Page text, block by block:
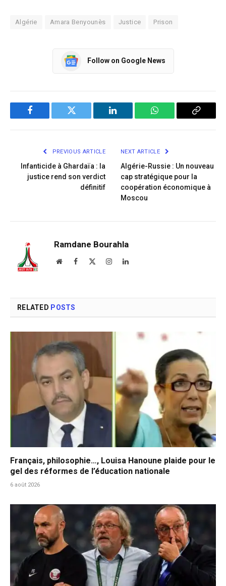
Algérie Amara Benyounès Justice Prison
Follow on Google News
Facebook Twitter LinkedIn WhatsApp Copy
PREVIOUS ARTICLE
Infanticide à Ghardaïa : la
justice rend son verdict
définitif
NEXT ARTICLE
Algérie-Russie : Un nouveau
cap stratégique pour la
coopération économique à
Moscou
Ramdane Bourahla
WebsiteFacebook InstagramLinkedIn
RELATED POSTS
Français, philosophie…, Louisa Hanoune plaide pour le
gel des réformes de l’éducation nationale
6 août 2026